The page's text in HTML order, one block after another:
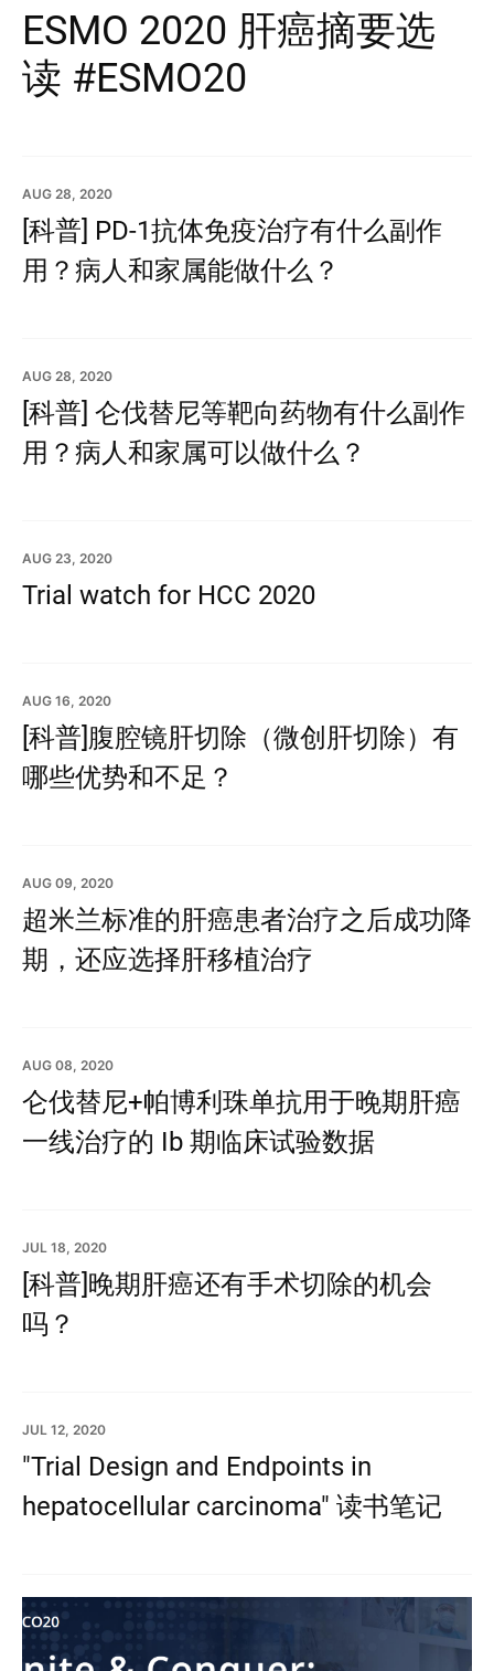
ESMO 2020 肝癌摘要选
读 #ESMO20
AUG 28, 2020
[科普] PD-1抗体免疫治疗有什么副作
用？病人和家属能做什么？
AUG 28, 2020
[科普] 仑伐替尼等靶向药物有什么副作
用？病人和家属可以做什么？
AUG 23, 2020
Trial watch for HCC 2020
AUG 16, 2020
[科普]腹腔镜肝切除（微创肝切除）有
哪些优势和不足？
AUG 09, 2020
超米兰标准的肝癌患者治疗之后成功降
期，还应选择肝移植治疗
AUG 08, 2020
仑伐替尼+帕博利珠单抗用于晚期肝癌
一线治疗的 Ib 期临床试验数据
JUL 18, 2020
[科普]晚期肝癌还有手术切除的机会
吗？
JUL 12, 2020
"Trial Design and Endpoints in
hepatocellular carcinoma" 读书笔记